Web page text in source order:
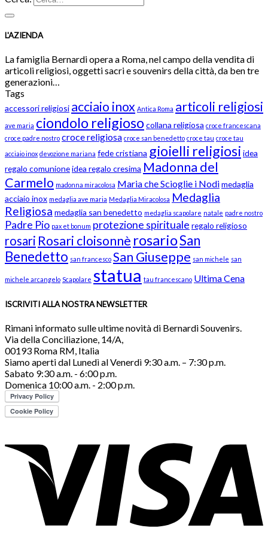
L'AZIENDA
La famiglia Bernardi opera a Roma, nel campo della vendita di
articoli religiosi, oggetti sacri e souvenirs della città, da ben tre
generazioni…
Tags
accessori religiosi acciaio inox Antica Roma articoli religiosi
ave maria ciondolo religiosocollana religiosa croce francescana
croce padre nostro croce religiosa croce san benedetto croce tau croce tau
acciaio inox devozione mariana fede cristiana gioielli religiosi idea
regalo comunioneidea regalo cresima Madonna del
Carmelo madonna miracolosa Maria che Scioglie i Nodimedaglia
acciaio inox medaglia ave maria Medaglia Miracolosa Medaglia
Religiosa medaglia san benedetto medaglia scapolare natale padre nostro
Padre Pio pax et bonum protezione spirituale regalo religioso
rosari Rosari cloisonnè rosarioSan
Benedetto san francesco San Giuseppe san michele san
michele arcangelo Scapolare statua tau francescano Ultima Cena
ISCRIVITI ALLA NOSTRA NEWSLETTER
Rimani informato sulle ultime novità di Bernardi Souvenirs.
Via della Conciliazione, 14/A,
00193 Roma RM, Italia
Siamo aperti dal Lunedì al Venerdì 9:30 a.m. – 7:30 p.m.
Sabato 9:30 a.m. - 6:00 p.m.
Domenica 10:00 a.m. - 2:00 p.m.